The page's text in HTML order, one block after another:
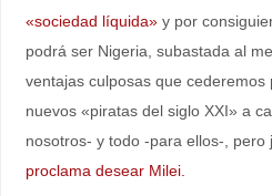
«sociedad líquida»y por
podrá ser Nigeria, subastada al
ventajas culposas que
nuevos «piratas del siglo XXI» a
nosotros- y todo -para ellos-, pero
proclama desear Milei.